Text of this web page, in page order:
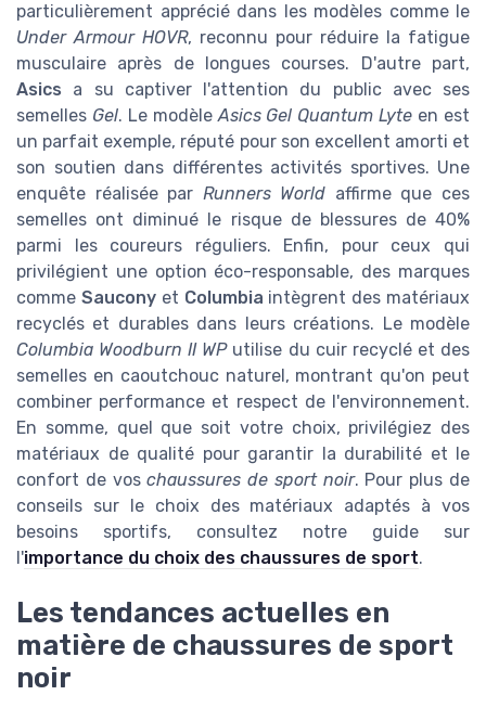
particulièrement apprécié dans les modèles comme le
Under Armour HOVR, reconnu pour réduire la fatigue
musculaire après de longues courses. D'autre part,
Asics a su captiver l'attention du public avec ses
semelles Gel. Le modèleAsics Gel Quantum Lyte en est
un parfait exemple, réputé pour son excellent amorti et
son soutien dans différentes activités sportives. Une
enquête réalisée par Runners World affirme que ces
semelles ont diminué le risque de blessures de 40%
parmi les coureurs réguliers. Enfin, pour ceux qui
privilégient une option éco-responsable, des marques
comme Sauconyet Columbia intègrent des matériaux
recyclés et durables dans leurs créations. Le modèle
Columbia Woodburn II WPutilise du cuir recyclé et des
semelles en caoutchouc naturel, montrant qu'on peut
combiner performance et respect de l'environnement.
En somme, quel que soit votre choix, privilégiez des
matériaux de qualité pour garantir la durabilité et le
confort de voschaussures de sport noir. Pour plus de
conseils sur le choix des matériaux adaptés à vos
besoins sportifs, consultez notre guide sur
l'importance du choix des chaussures de sport.
Les tendances actuelles en
matière de chaussures de sport
noir